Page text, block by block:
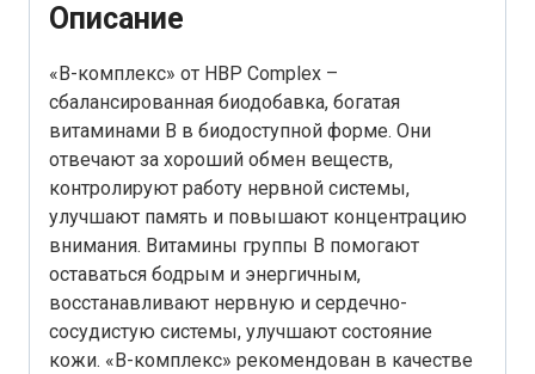
Описание
«B-комплекс» от HBP Complex –
сбалансированная биодобавка, богатая
витаминами B в биодоступной форме. Они
отвечают за хороший обмен веществ,
контролируют работу нервной системы,
улучшают память и повышают концентрацию
внимания. Витамины группы В помогают
оставаться бодрым и энергичным,
восстанавливают нервную и сердечно-
сосудистую системы, улучшают состояние
кожи. «В-комплекс» рекомендован в качестве